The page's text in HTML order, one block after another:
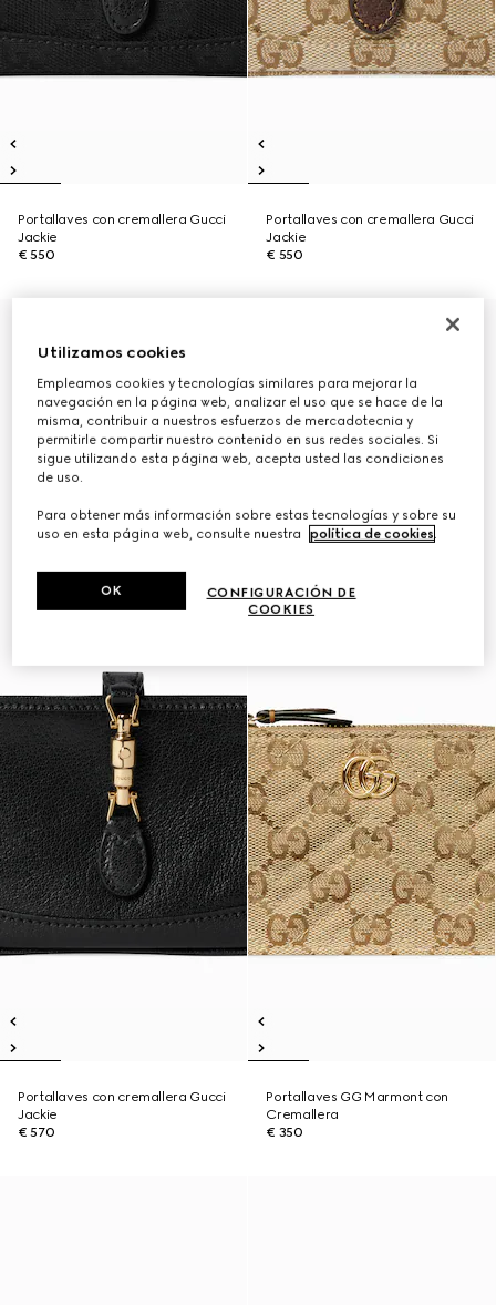
Portallaves con cremallera Gucci
Jackie
€ 550
Portallaves con cremallera Gucci
Jackie
€ 550
Portallaves con cremallera Gucci
Jackie
€ 570
Portallaves GG Marmont con
Cremallera
€ 350
Utilizamos cookies
Empleamos cookies y tecnologías similares para mejorar la
navegación en la página web, analizar el uso que se hace de la
misma, contribuir a nuestros esfuerzos de mercadotecnia y
permitirle compartir nuestro contenido en sus redes sociales. Si
sigue utilizando esta página web, acepta usted las condiciones
de uso.
Para obtener más información sobre estas tecnologías y sobre su
uso en esta página web, consulte nuestra
política de cookies.
CONFIGURACIÓN DE
COOKIES
OK